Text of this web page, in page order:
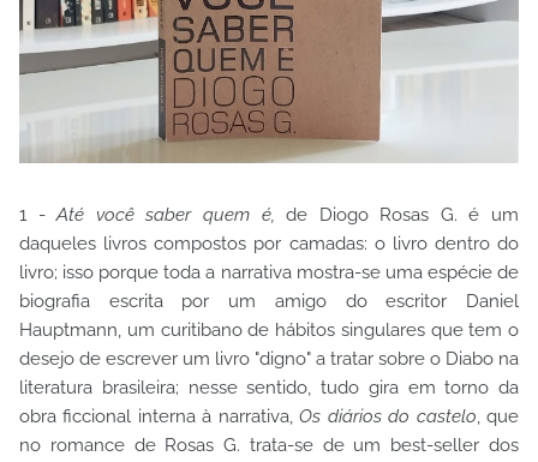
1 -Até você saber quem é, de Diogo Rosas G. é um
daqueles livros compostos por camadas: o livro dentro do
livro; isso porque toda a narrativa mostra-se uma espécie de
biografia escrita por um amigo do escritor Daniel
Hauptmann, um curitibano de hábitos singulares que tem o
desejo de escrever um livro "digno" a tratar sobre o Diabo na
literatura brasileira; nesse sentido, tudo gira em torno da
obra ficcional interna à narrativa,Os diários do castelo, que
no romance de Rosas G. trata-se de um best-seller dos